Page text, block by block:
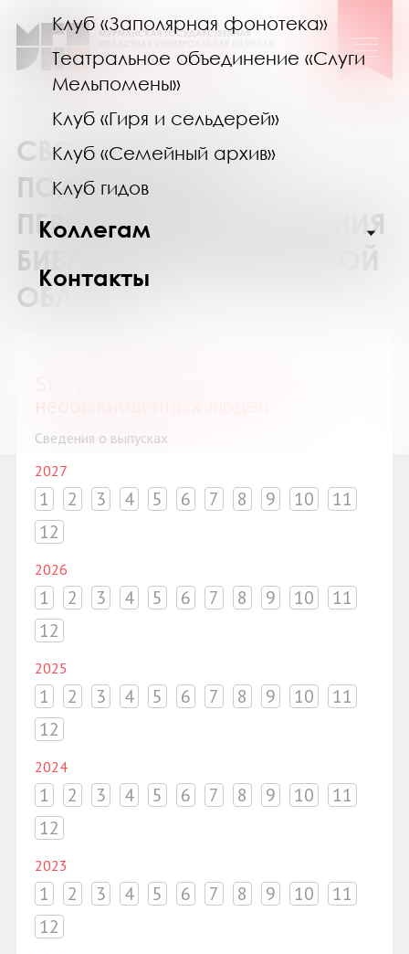
Клуб «Заполярная фонотека»
Театральное объединение «Слуги
Мельпомены»
Клуб «Гиря и сельдерей»
Клуб «Семейный архив»
Клуб гидов
Коллегам
Контакты
СВОДНЫЙ КАТАЛОГ
ПОДПИСКИ НА
ПЕРИОДИЧЕСКИЕ ИЗДАНИЯ
БИБЛИОТЕК МУРМАНСКОЙ
ОБЛАСТИ
Сведения о выпусках
2027
1 2 3 4 5 6 7 8 9 10
11
12
2026
1 2 3 4 5 6 7 8 9 10
11
12
2025
1 2 3 4 5 6 7 8 9 10
11
12
2024
1 2 3 4 5 6 7 8 9 10
11
12
2023
1 2 3 4 5 6 7 8 9 10
11
12